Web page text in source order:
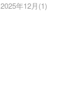
2025年12月(1)